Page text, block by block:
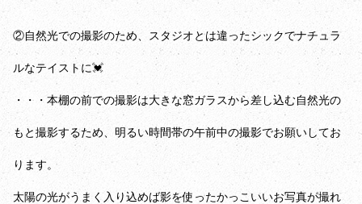
②自然光での撮影のため、スタジオとは違ったシックでナチュラ
ルなテイストに💓
・・・本棚の前での撮影は大きな窓ガラスから差し込む自然光の
もと撮影するため、明るい時間帯の午前中の撮影でお願いしてお
ります。
太陽の光がうまく入り込めば影を使ったかっこいいお写真が撮れ